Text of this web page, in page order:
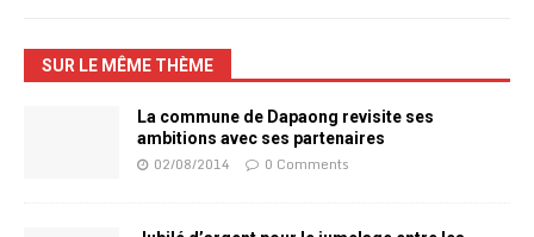
SUR LE MÊME THÈME
La commune de Dapaong revisite ses
ambitions avec ses partenaires
02/08/2014 0 Comments